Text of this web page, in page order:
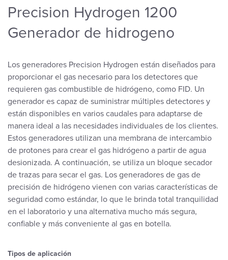
Tipos de aplicación
Precision Hydrogen 1200
Generador de hidrogeno
Los generadores Precision Hydrogen están diseñados para
proporcionar el gas necesario para los detectores que
requieren gas combustible de hidrógeno, como FID. Un
generador es capaz de suministrar múltiples detectores y
están disponibles en varios caudales para adaptarse de
manera ideal a las necesidades individuales de los clientes.
Estos generadores utilizan una membrana de intercambio
de protones para crear el gas hidrógeno a partir de agua
desionizada. A continuación, se utiliza un bloque secador
de trazas para secar el gas. Los generadores de gas de
precisión de hidrógeno vienen con varias características de
seguridad como estándar, lo que le brinda total tranquilidad
en el laboratorio y una alternativa mucho más segura,
confiable y más conveniente al gas en botella.